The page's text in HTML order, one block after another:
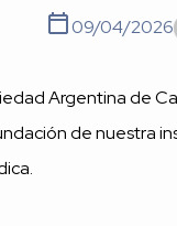
09/04/2026
Argentina de
de